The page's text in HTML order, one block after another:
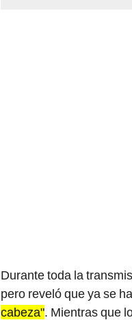
Durante toda la
pero reveló que ya se
cabeza". Mientras que